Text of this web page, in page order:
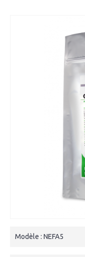
Modèle : NEFA5